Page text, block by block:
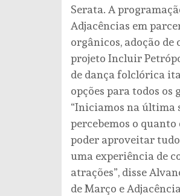
Serata. A
Adjacências em
orgânicos, adoção de
projeto Incluir
de dança folclórica
opções para todos os
“Iniciamos na última
percebemos o quanto
poder aproveitar tudo
uma experiência de
atrações”, disse
de Março e